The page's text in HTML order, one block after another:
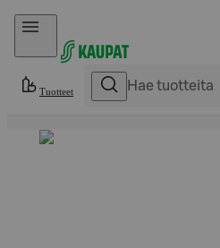
Hyppää sisältöön
Tuotteet